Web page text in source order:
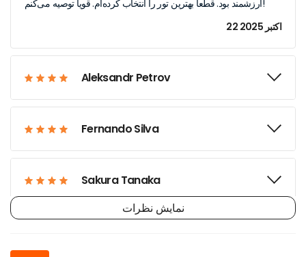
ارزشمند بود. قطعاً بهترین تور را انتخاب کرده‌ام. قویاً توصیه می‌کنم!
22 اکتبر 2025
Aleksandr Petrov
Fernando Silva
Sakura Tanaka
نمایش نظرات